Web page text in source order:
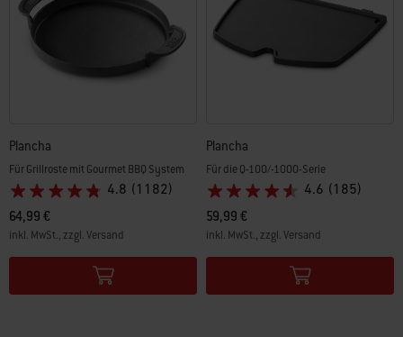
Plancha
Für Grillroste mit Gourmet BBQ System
4.8 (1182)
64,99 €
inkl. MwSt., zzgl. Versand
Color Options
Plancha
Für die Q-100/-1000-Serie
4.6 (185)
59,99 €
inkl. MwSt., zzgl. Versand
Color Options